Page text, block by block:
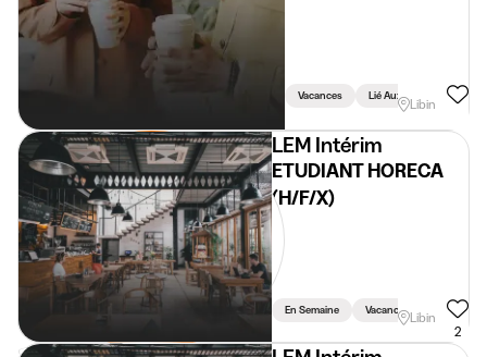
Vacances Lié Aux Études
Libin
LEM Intérim
ETUDIANT HORECA
(H/F/X)
En Semaine Vacances Weekend
Libin
2